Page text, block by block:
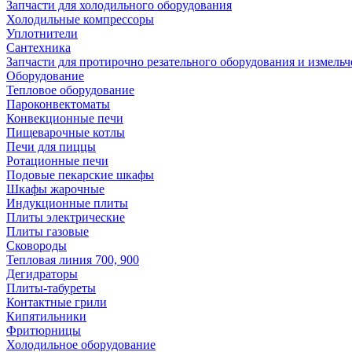
Запчасти для холодильного оборудования
Холодильные компрессоры
Уплотнители
Сантехника
Запчасти для протирочно резательного оборудования и
Оборудование
Тепловое оборудование
Пароконвектоматы
Конвекционные печи
Пищеварочные котлы
Печи для пиццы
Ротационные печи
Подовые пекарские шкафы
Шкафы жарочные
Индукционные плиты
Плиты электрические
Плиты газовые
Сковороды
Тепловая линия 700, 900
Дегидраторы
Плиты-табуреты
Контактные грили
Кипятильники
Фритюрницы
Холодильное оборудование